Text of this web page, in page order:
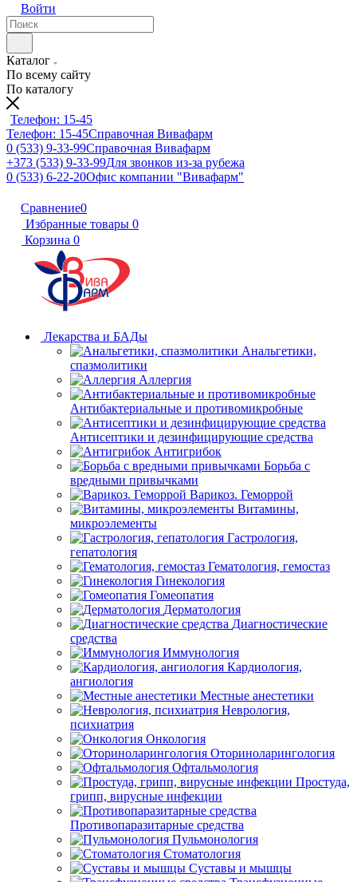
Войти
Каталог
По всему сайту
По каталогу
Телефон: 15-45
Телефон: 15-45Справочная Вивафарм
0 (533) 9-33-99Справочная Вивафарм
+373 (533) 9-33-99Для звонков из-за рубежа
0 (533) 6-22-20Офис компании "Вивафарм"
Сравнение0
Избранные товары 0
Корзина 0
Лекарства и БАДы
Анальгетики,
спазмолитики
Аллергия
Антибактериальные и противомикробные
Антисептики и дезинфицирующие средства
Антигрибок
Борьба с
вредными привычками
Варикоз. Геморрой
Витамины,
микроэлементы
Гастрология,
гепатология
Гематология, гемостаз
Гинекология
Гомеопатия
Дерматология
Диагностические
средства
Иммунология
Кардиология,
ангиология
Местные анестетики
Неврология,
психиатрия
Онкология
Оториноларингология
Офтальмология
Простуда,
грипп, вирусные инфекции
Противопаразитарные средства
Пульмонология
Стоматология
Суставы и мышцы